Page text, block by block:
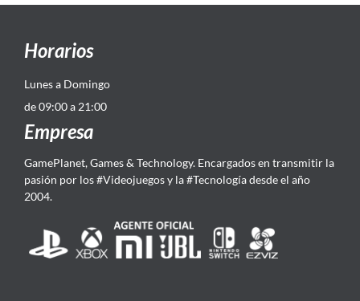
Horarios
Lunes a Domingo
de 09:00 a 21:00
Empresa
GamePlanet, Games & Technology. Encargados en transmitir la
pasión por los #Videojuegos y la #Tecnología desde el año
2004.